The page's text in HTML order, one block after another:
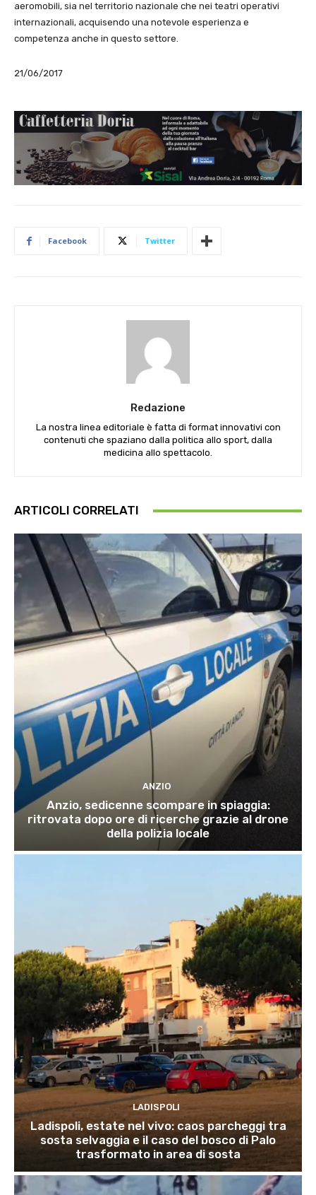
aeromobili, sia nel territorio nazionale che nei teatri operativi
internazionali, acquisendo una notevole esperienza e
competenza anche in questo settore.
21/06/2017
Facebook Twitter
Redazione
La nostra linea editoriale è fatta di format innovativi con
contenuti che spaziano dalla politica allo sport, dalla
medicina allo spettacolo.
ARTICOLI CORRELATI
ANZIO
Anzio, sedicenne scompare in spiaggia:
ritrovata dopo ore di ricerche grazie al drone
della polizia locale
LADISPOLI
Ladispoli, estate nel vivo: caos parcheggi tra
sosta selvaggia e il caso del bosco di Palo
trasformato in area di sosta